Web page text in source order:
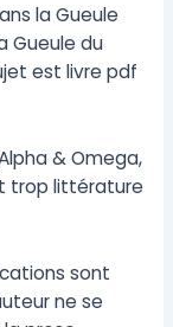
la Gueule
Gueule du
est livre pdf
& Omega,
trop littérature
sont
ne se